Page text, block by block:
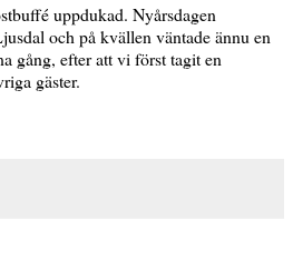
uppdukad. Nyårsdagen
och på kvällen väntade ännu en
gång, efter att vi först tagit en
gäster.